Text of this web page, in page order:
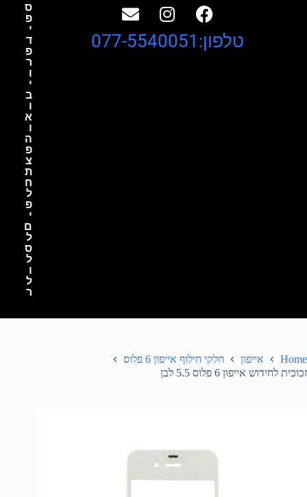
ס
פ
י
ד
פ
ר
ו
י
ב
ו
א
ו
ה
פ
צ
ת
ח
ל
פ
י
ם
ל
ס
ל
ו
ל
ר
טלפון:077-5540051
Home אייפון
חלקי חילוף אייפון 6 פלוס
זכוכית לחידוש אייפון 6 פלוס 5.5 לבן